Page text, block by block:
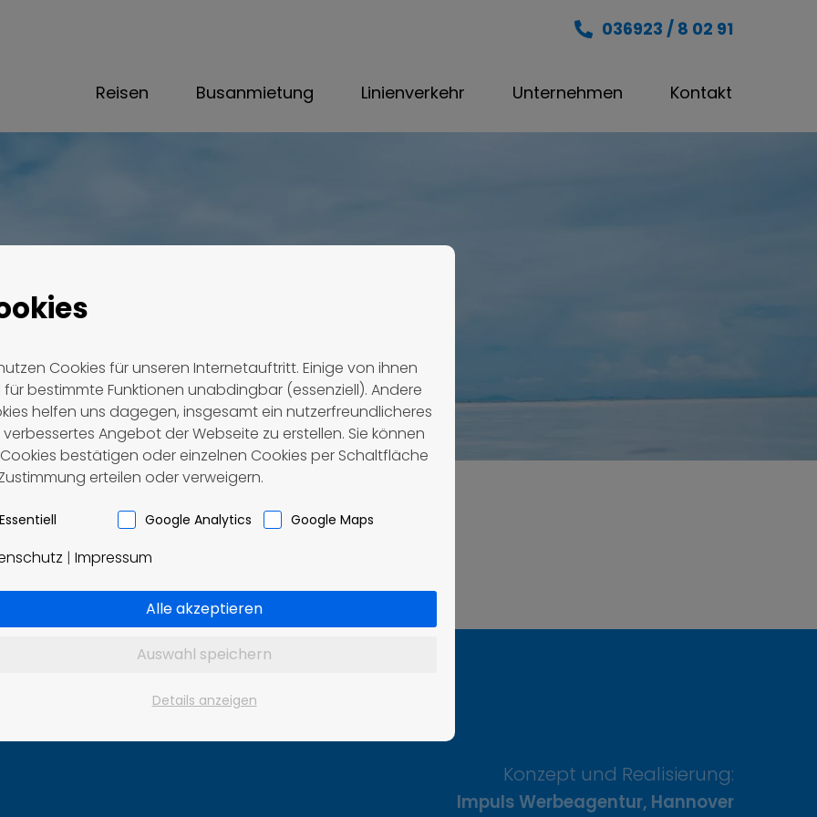
036923 / 8 02 91
Reisen Busanmietung Linienverkehr Unternehmen Kontakt
Konzept und Realisierung:
Impuls Werbeagentur, Hannover
Cookies für unseren Internetauftritt. Einige von ihnen
für bestimmte Funktionen unabdingbar (essenziell). Andere
helfen uns dagegen, insgesamt ein nutzerfreundlicheres
Angebot der Webseite zu erstellen. Sie können
bestätigen oder einzelnen Cookies per Schaltfläche
erteilen oder verweigern.
Essentiell Google Analytics Google Maps
| Impressum
Alle akzeptieren
Auswahl speichern
Details anzeigen